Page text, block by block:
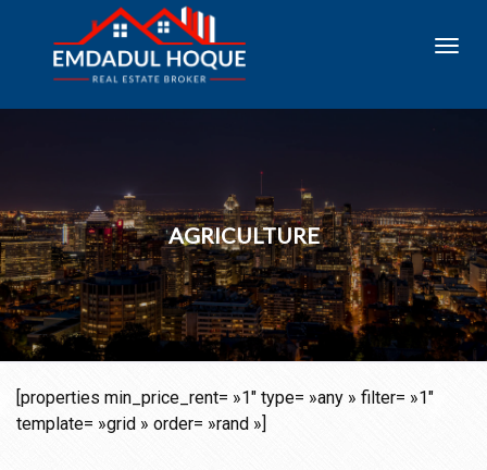
AGRICULTURE
[properties min_price_rent= »1″ type= »any » filter= »1″
template= »grid » order= »rand »]